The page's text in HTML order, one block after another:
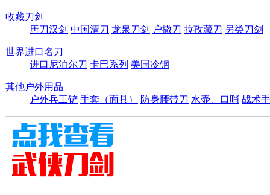
收藏刀剑
唐刀汉剑 中国清刀 龙泉刀剑 户撒刀 拉孜藏刀 另类刀剑
世界进口名刀
进口尼泊尔刀 卡巴系列 美国冷钢
其他户外用品
户外兵工铲 手套（面具） 防身腰带刀 水壶、口哨 战术